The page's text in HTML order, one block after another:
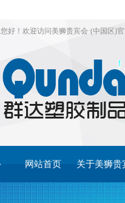
您好！欢迎访问美狮贵宾会·(中国区)官
网站首页 关于美狮贵